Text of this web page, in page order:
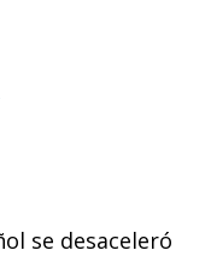
se desaceleró